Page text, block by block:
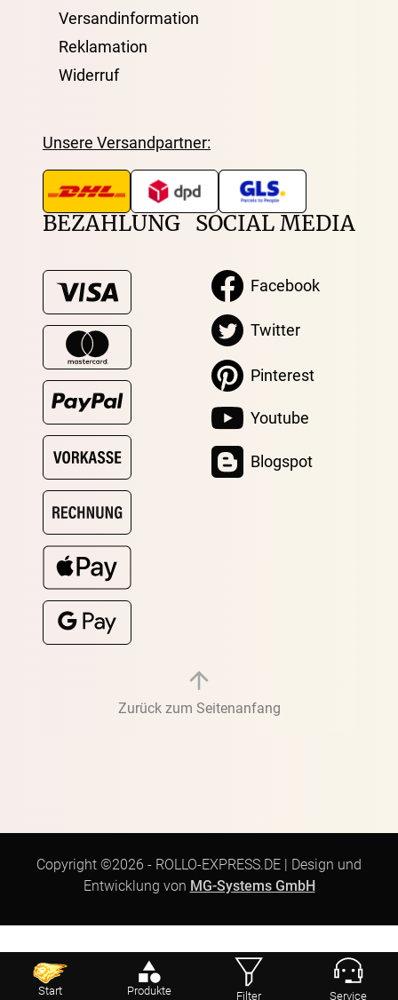
Versandinformation
Reklamation
Widerruf
Unsere Versandpartner:
BEZAHLUNG SOCIAL MEDIA
Facebook
Twitter
Pinterest
Youtube
Blogspot
Zurück zum Seitenanfang
Copyright ©2026 - ROLLO-EXPRESS.DE | Design und
Entwicklung von MG-Systems GmbH
Start Produkte Filter Service